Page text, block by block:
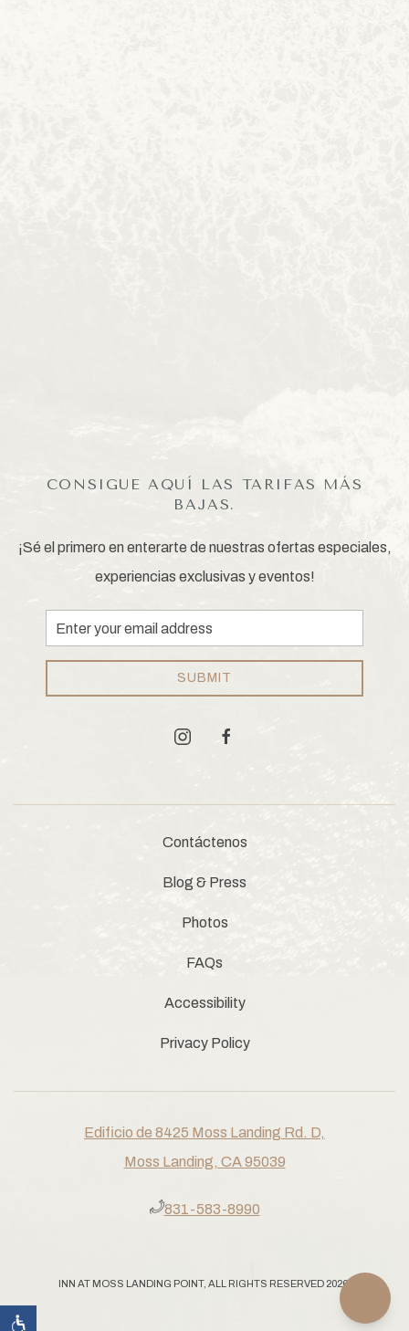
CONSIGUE AQUÍ LAS TARIFAS MÁS
BAJAS.
¡Sé el primero en enterarte de nuestras ofertas especiales,
experiencias exclusivas y eventos!
Email
Address
SUBMIT
instagramfacebook
Contáctenos
Blog & Press
Photos
FAQs
Accessibility
Privacy Policy
Edificio de 8425 Moss Landing Rd. D,
Moss Landing, CA 95039
​831-583-8990
INN AT MOSS LANDING POINT, ALL RIGHTS RESERVED 2026.